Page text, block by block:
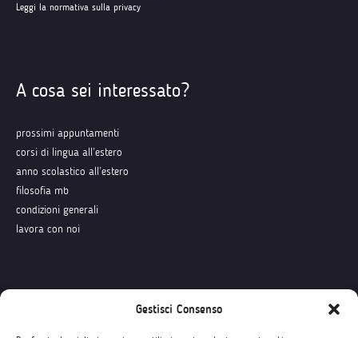
Gestisci Consenso
Leggi la normativa sulla privacy
A cosa sei interessato?
prossimi appuntamenti
corsi di lingua all’estero
anno scolastico all’estero
filosofia mb
condizioni generali
lavora con noi